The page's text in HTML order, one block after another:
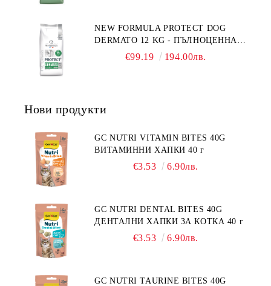
КАСТРИРАНИ КУЧЕТА ОТ ВСИЧКИ
ПОРОДИ НА ВЪЗРАСТ НАД 1
ГОДИНА, С ПИЛЕ. БЕЗ ЗЪРНО, БЕЗ
NEW FORMULA PROTECT DOG
DERMATO 12 KG - ПЪЛНОЦЕННА
ДИЕТИЧНА ХРАНА ЗА КУЧЕТА
ЗАГУБА НА КОЗИНА".
НЕПОНОСИМОСТТА КЪМ НЯКОИ
СЪСТАВКИ И ХРАНИ
€99.19 194.00лв.
Нови продукти
GC NUTRI VITAMIN BITES 40G
ВИТАМИННИ ХАПКИ 40 г
€3.53 6.90лв.
GC NUTRI DENTAL BITES 40G
ДЕНТАЛНИ ХАПКИ ЗА КОТКА 40 г
€3.53 6.90лв.
GC NUTRI TAURINE BITES 40G